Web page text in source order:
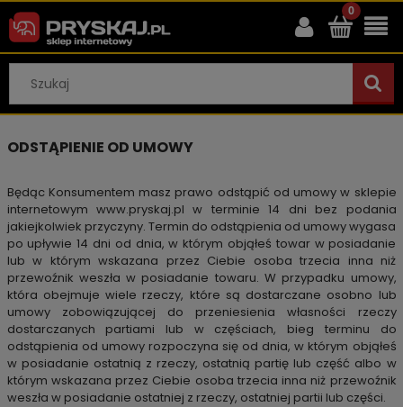
ODSTĄPIENIE OD UMOWY
Będąc Konsumentem masz prawo odstąpić od umowy w sklepie
internetowym www.pryskaj.pl w terminie 14 dni bez podania
jakiejkolwiek przyczyny. Termin do odstąpienia od umowy wygasa
po upływie 14 dni od dnia, w którym objąłeś towar w posiadanie
lub w którym wskazana przez Ciebie osoba trzecia inna niż
przewoźnik weszła w posiadanie towaru. W przypadku umowy,
która obejmuje wiele rzeczy, które są dostarczane osobno lub
umowy zobowiązującej do przeniesienia własności rzeczy
dostarczanych partiami lub w częściach, bieg terminu do
odstąpienia od umowy rozpoczyna się od dnia, w którym objąłeś
w posiadanie ostatnią z rzeczy, ostatnią partię lub część albo w
którym wskazana przez Ciebie osoba trzecia inna niż przewoźnik
weszła w posiadanie ostatniej z rzeczy, ostatniej partii lub części.